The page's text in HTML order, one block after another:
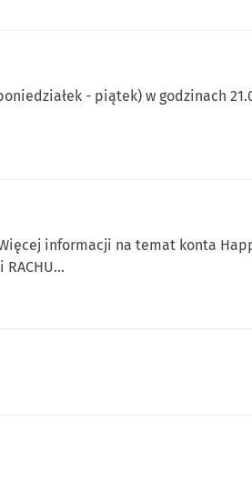
- piątek) w godzinach
informacji na temat konta
RACHU…